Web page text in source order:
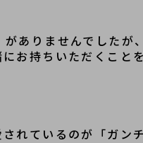
ありませんでしたが
お持ちいただくこと
れているのが「ガン